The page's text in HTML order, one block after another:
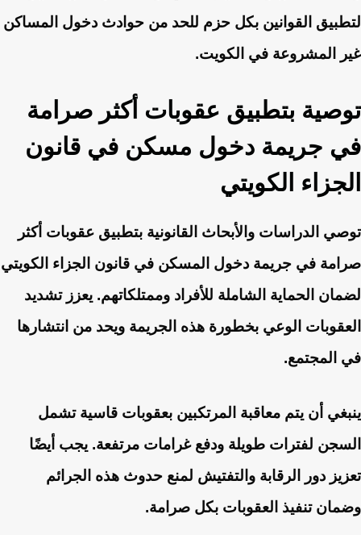
لتطبيق القوانين بكل حزم للحد من حوادث دخول المساكن
غير المشروعة في الكويت.
توصية بتطبيق عقوبات أكثر صرامة
في جريمة دخول مسكن في قانون
الجزاء الكويتي
توصي الدراسات والأبحاث القانونية بتطبيق عقوبات أكثر
صرامة في جريمة دخول المسكن في قانون الجزاء الكويتي
لضمان الحماية الشاملة للأفراد وممتلكاتهم. يعزز تشديد
العقوبات الوعي بخطورة هذه الجريمة ويحد من انتشارها
في المجتمع.
ينبغي أن يتم معاقبة المرتكبين بعقوبات قاسية تشمل
السجن لفترات طويلة ودفع غرامات مرتفعة. يجب أيضًا
تعزيز دور الرقابة والتفتيش لمنع حدوث هذه الجرائم
وضمان تنفيذ العقوبات بكل صرامة.